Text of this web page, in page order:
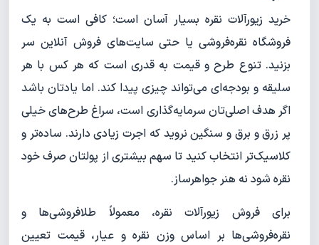
خرید زیورآلات نقره بسیار آسان است؛ کافی است به یک
فروشگاه نقره‌فروشی یا حتی سایت‌های فروش آنلاین سر
بزنید. تنوع طرح و قیمت به قدری است که هر کس با هر
سلیقه و بودجه‌ای می‌تواند چیزی پیدا کند. اما یادتان باشد
اگر هدف اصلی‌تان سرمایه‌گذاری است، سراغ طرح‌های خیلی
پر زرق و برق و سنگین نروید که اجرت زیادی دارند. ساده‌تر و
کلاسیک‌تر انتخاب کنید تا سهم بیشتری از پولتان صرف خود
نقره شود نه هنر جواهرساز.
برای فروش زیورآلات نقره، معمولاً طلافروشی‌ها و
نقره‌فروشی‌ها بر اساس وزن نقره و عیار، قیمت تعیین